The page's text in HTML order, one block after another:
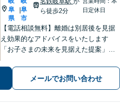
阜
県
|阜
市
ら徒歩2分
日定休日
【電話相談無料】離婚は別居後を見据
え効果的なアドバイスをいたします
「お子さまの未来を見据えた提案」遺
ください【岐阜駅3分】他業種との連携
で不動産トラブルを回避【休日・夜間
面談可】【ビデオ面談あり】
メールでお問い合わせ